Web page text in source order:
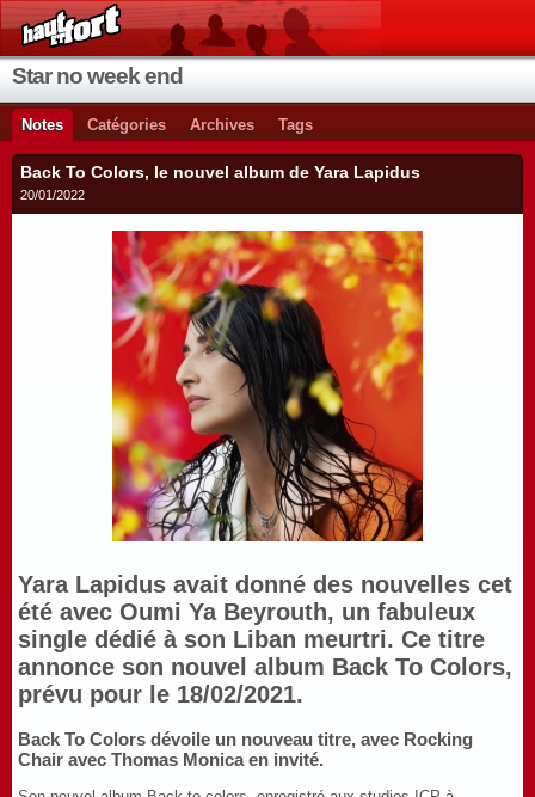
Star no week end
Notes Catégories Archives Tags
Back To Colors, le nouvel album de Yara Lapidus
20/01/2022
Yara Lapidus avait donné des nouvelles cet
été avec Oumi Ya Beyrouth, un fabuleux
single dédié à son Liban meurtri. Ce titre
annonce son nouvel album Back To Colors,
prévu pour le 18/02/2021.
Back To Colors dévoile un nouveau titre, avec Rocking
Chair avec Thomas Monica en invité.